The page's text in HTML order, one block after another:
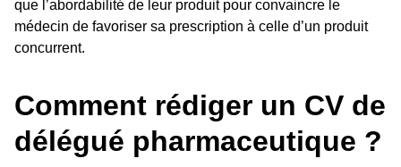
que l’abordabilité de leur produit pour convaincre le
médecin de favoriser sa prescription à celle d’un produit
concurrent.
Comment rédiger un CV de
délégué pharmaceutique ?